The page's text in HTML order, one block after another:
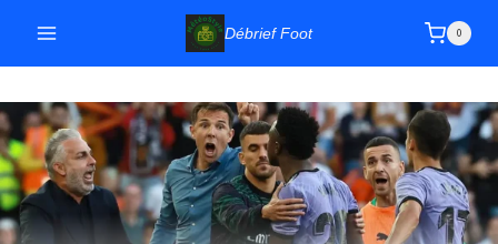
contenu
Débrief Foot 0